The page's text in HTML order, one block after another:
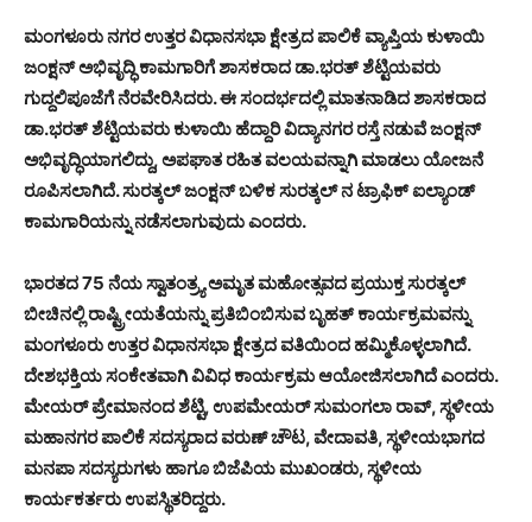
ಮಂಗಳೂರು ನಗರ ಉತ್ತರ ವಿಧಾನಸಭಾ ಕ್ಷೇತ್ರದ ಪಾಲಿಕೆ ವ್ಯಾಪ್ತಿಯ ಕುಳಾಯಿ
ಜಂಕ್ಷನ್ ಅಭಿವೃದ್ಧಿ ಕಾಮಗಾರಿಗೆ ಶಾಸಕರಾದ ಡಾ.ಭರತ್ ಶೆಟ್ಟಿಯವರು
ಗುದ್ದಲಿಪೂಜೆಗೆ ನೆರವೇರಿಸಿದರು. ಈ ಸಂದರ್ಭದಲ್ಲಿ ಮಾತನಾಡಿದ ಶಾಸಕರಾದ
ಡಾ.ಭರತ್ ಶೆಟ್ಟಿಯವರು ಕುಳಾಯಿ ಹೆದ್ದಾರಿ ವಿದ್ಯಾನಗರ ರಸ್ತೆ ನಡುವೆ ಜಂಕ್ಷನ್
ಅಭಿವೃದ್ಧಿಯಾಗಲಿದ್ದು, ಅಪಘಾತ ರಹಿತ ವಲಯವನ್ನಾಗಿ ಮಾಡಲು ಯೋಜನೆ
ರೂಪಿಸಲಾಗಿದೆ. ಸುರತ್ಕಲ್ ಜಂಕ್ಷನ್ ಬಳಿಕ ಸುರತ್ಕಲ್ ನ ಟ್ರಾಫಿಕ್ ಐಲ್ಯಾಂಡ್
ಕಾಮಗಾರಿಯನ್ನು ನಡೆಸಲಾಗುವುದು ಎಂದರು.
ಭಾರತದ 75 ನೆಯ ಸ್ವಾತಂತ್ರ್ಯ ಅಮೃತ ಮಹೋತ್ಸವದ ಪ್ರಯುಕ್ತ ಸುರತ್ಕಲ್
ಬೀಚಿನಲ್ಲಿ ರಾಷ್ಟ್ರೀಯತೆಯನ್ನು ಪ್ರತಿಬಿಂಬಿಸುವ ಬೃಹತ್ ಕಾರ್ಯಕ್ರಮವನ್ನು
ಮಂಗಳೂರು ಉತ್ತರ ವಿಧಾನಸಭಾ ಕ್ಷೇತ್ರದ ವತಿಯಿಂದ ಹಮ್ಮಿಕೊಳ್ಳಲಾಗಿದೆ.
ದೇಶಭಕ್ತಿಯ ಸಂಕೇತವಾಗಿ ವಿವಿಧ ಕಾರ್ಯಕ್ರಮ ಆಯೋಜಿಸಲಾಗಿದೆ ಎಂದರು.
ಮೇಯರ್ ಪ್ರೇಮಾನಂದ ಶೆಟ್ಟಿ, ಉಪಮೇಯರ್ ಸುಮಂಗಲಾ ರಾವ್, ಸ್ಥಳೀಯ
ಮಹಾನಗರ ಪಾಲಿಕೆ ಸದಸ್ಯರಾದ ವರುಣ್ ಚೌಟ, ವೇದಾವತಿ, ಸ್ಥಳೀಯಭಾಗದ
ಮನಪಾ ಸದಸ್ಯರುಗಳು ಹಾಗೂ ಬಿಜೆಪಿಯ ಮುಖಂಡರು, ಸ್ಥಳೀಯ
ಕಾರ್ಯಕರ್ತರು ಉಪಸ್ಥಿತರಿದ್ದರು.